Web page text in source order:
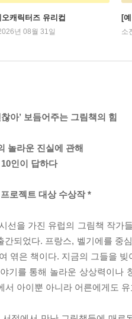
캐릭터즈 유리컵
년 08월 31일
[
소
아’ 보듬어주는 그림책의 힘
놀라운 진실에 관해
인이 답하다
로젝트 대상 수상작 *
선을 가진 유럽의 그림책 작가
간되었다. 프랑스, 벨기에를 중
엮은 책이다. 지금의 그들을
기를 통해 놀라운 상상력이나
서 아이뿐 아니라 어른에게도